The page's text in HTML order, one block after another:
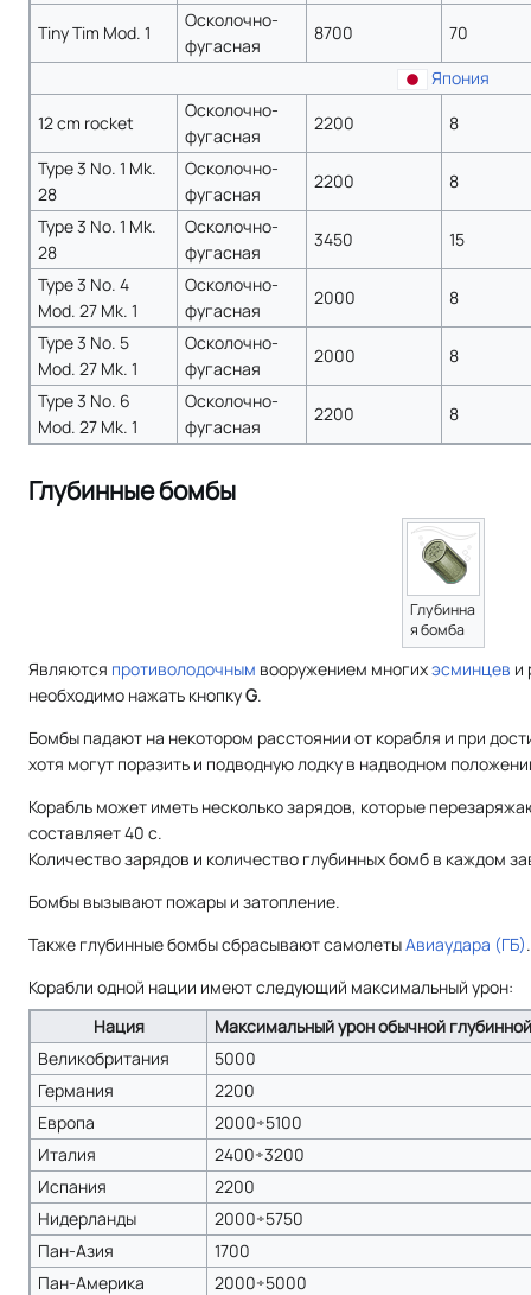
Tiny Tim Mod. 1
Осколочно-
фугасная
8700
70
Япония
12 cm rocket
Осколочно-
фугасная
2200
8
Type 3 No. 1 Mk.
28
Осколочно-
фугасная
2200
8
Type 3 No. 1 Mk.
28
Осколочно-
фугасная
3450
15
Type 3 No. 4
Mod. 27 Mk. 1
Осколочно-
фугасная
2000
8
Type 3 No. 5
Mod. 27 Mk. 1
Осколочно-
фугасная
2000
8
Type 3 No. 6
Mod. 27 Mk. 1
Осколочно-
фугасная
2200 8
Глубинные бомбы
Глубинна
я бомба
Являются противолодочным вооружением многихэсминцев и
необходимо нажать кнопкуG.
Бомбы падают на некотором расстоянии от корабля и при
хотя могут поразить и подводную лодку в надводном
Корабль может иметь несколько зарядов, которые
составляет 40 с.
Количество зарядов и количество глубинных бомб в каждом
Бомбы вызывают пожары и затопление.
Также глубинные бомбы сбрасывают самолетыАвиаудара (ГБ).
Корабли одной нации имеют следующий максимальный урон:
Нация
Максимальный урон обычной
Великобритания
5000
Германия
2200
Европа
2000÷5100
Италия
2400÷3200
Испания
2200
Нидерланды
2000÷5750
Пан-Азия
1700
Пан-Америка
2000÷5000